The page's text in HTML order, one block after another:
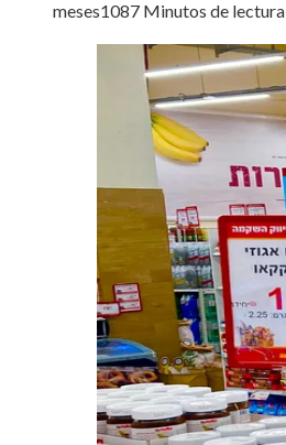
meses1087 Minutos de lectura